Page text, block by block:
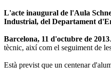
L'acte inaugural de l'Aula
Industrial, del Departament
Barcelona, 11 d'octubre de 2013.
tècnic, així com el seguiment de
Està previst que un centenar